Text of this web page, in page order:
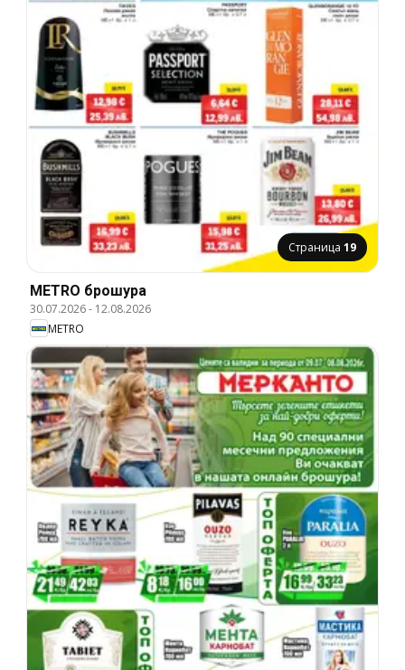
Страница 19
METRO брошура
30.07.2026- 12.08.2026
METRO